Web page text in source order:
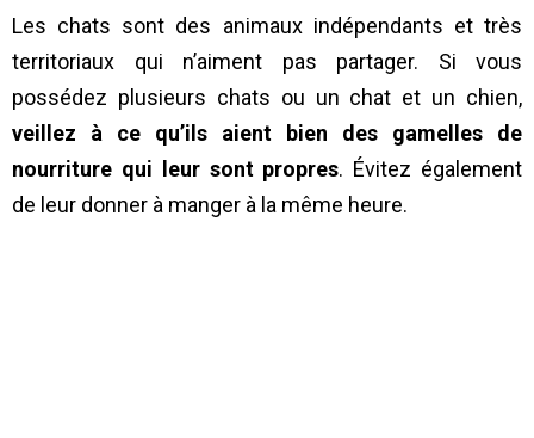
Les chats sont des animaux indépendants et très
territoriaux qui n’aiment pas partager. Si vous
possédez plusieurs chats ou un chat et un chien,
veillez à ce qu’ils aient bien des gamelles de
nourriture qui leur sont propres. Évitez également
de leur donner à manger à la même heure.